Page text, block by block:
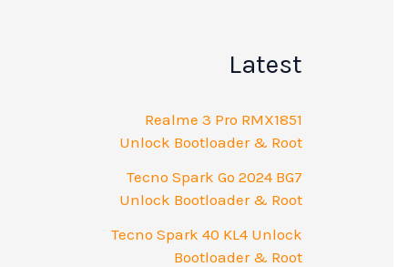
Latest
Realme 3 Pro RMX1851
Unlock Bootloader & Root
Tecno Spark Go 2024 BG7
Unlock Bootloader & Root
Tecno Spark 40 KL4 Unlock
Bootloader & Root